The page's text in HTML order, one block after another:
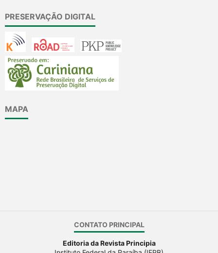
PRESERVAÇÃO DIGITAL
MAPA
CONTATO PRINCIPAL
Editoria da Revista Principia